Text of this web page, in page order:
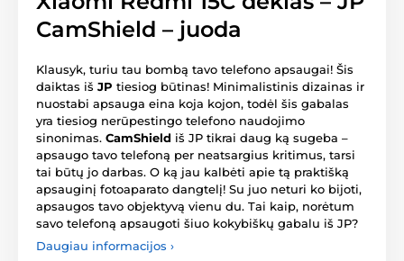
CamShield – juoda
Klausyk, turiu tau bombą tavo telefono apsaugai! Šis
daiktas iš JP tiesiog būtinas! Minimalistinis dizainas ir
nuostabi apsauga eina koja kojon, todėl šis gabalas
yra tiesiog nerūpestingo telefono naudojimo
sinonimas. CamShield iš JP tikrai daug ką sugeba –
apsaugo tavo telefoną per neatsargius kritimus, tarsi
tai būtų jo darbas. O ką jau kalbėti apie tą praktišką
apsauginį fotoaparato dangtelį! Su juo neturi ko bijoti,
apsaugos tavo objektyvą vienu du. Tai kaip, norėtum
savo telefoną apsaugoti šiuo kokybiškų gabalu iš JP?
Daugiau informacijos ›